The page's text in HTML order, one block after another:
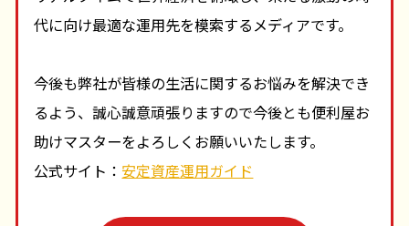
代に向け最適な運用先を模索するメディアです。
今後も弊社が皆様の生活に関するお悩みを解決でき
るよう、誠心誠意頑張りますので今後とも便利屋お
助けマスターをよろしくお願いいたします。
公式サイト： 安定資産運用ガイド